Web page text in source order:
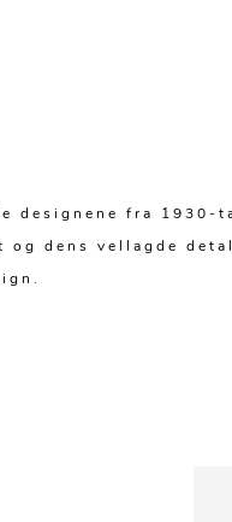
designene fra 1930-
og dens vellagde